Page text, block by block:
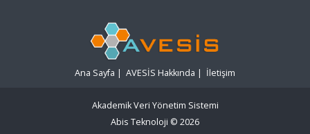
Ana Sayfa | AVESİS Hakkında | İletişim
Akademik Veri Yönetim Sistemi
Abis Teknoloji © 2026